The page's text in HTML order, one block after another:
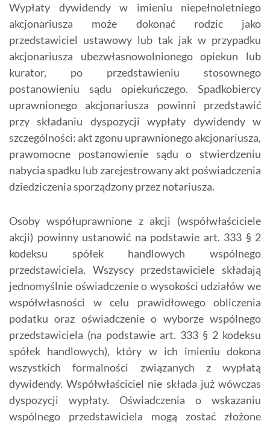
Wypłaty dywidendy w imieniu niepełnoletniego
akcjonariusza może dokonać rodzic jako
przedstawiciel ustawowy lub tak jak w przypadku
akcjonariusza ubezwłasnowolnionego opiekun lub
kurator, po przedstawieniu stosownego
postanowieniu sądu opiekuńczego. Spadkobiercy
uprawnionego akcjonariusza powinni przedstawić
przy składaniu dyspozycji wypłaty dywidendy w
szczególności: akt zgonu uprawnionego akcjonariusza,
prawomocne postanowienie sądu o stwierdzeniu
nabycia spadku lub zarejestrowany akt poświadczenia
dziedziczenia sporządzony przez notariusza.
Osoby współuprawnione z akcji (współwłaściciele
akcji) powinny ustanowić na podstawie art. 333 § 2
kodeksu spółek handlowych wspólnego
przedstawiciela. Wszyscy przedstawiciele składają
jednomyślnie oświadczenie o wysokości udziałów we
współwłasności w celu prawidłowego obliczenia
podatku oraz oświadczenie o wyborze wspólnego
przedstawiciela (na podstawie art. 333 § 2 kodeksu
spółek handlowych), który w ich imieniu dokona
wszystkich formalności związanych z wypłatą
dywidendy. Współwłaściciel nie składa już wówczas
dyspozycji wypłaty. Oświadczenia o wskazaniu
wspólnego przedstawiciela mogą zostać złożone